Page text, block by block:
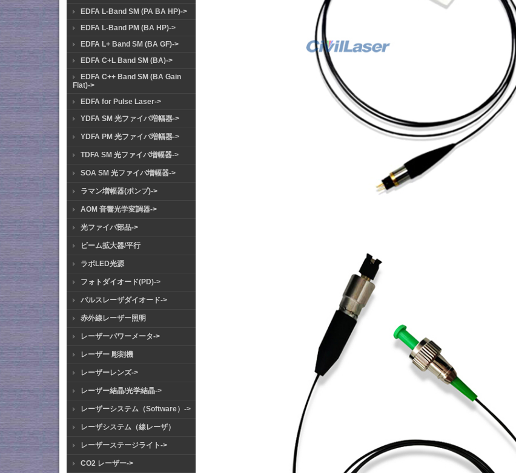
EDFA L-Band SM (PA BA HP)->
EDFA L-Band PM (BA HP)->
EDFA L+ Band SM (BA GF)->
EDFA C+L Band SM (BA)->
EDFA C++ Band SM (BA Gain
Flat)->
EDFA for Pulse Laser->
YDFA SM 光ファイバ増幅器->
YDFA PM 光ファイバ増幅器->
TDFA SM 光ファイバ増幅器->
SOA SM 光ファイバ増幅器->
ラマン増幅器(ポンプ)->
AOM 音響光学変調器->
光ファイバ部品->
ビーム拡大器/平行
ラボLED光源
フォトダイオード(PD)->
パルスレーザダイオード->
赤外線レーザー照明
レーザーパワーメータ->
レーザー 彫刻機
レーザーレンズ->
レーザー結晶/光学結晶->
レーザーシステム（Software）->
レーザシステム（線レーザ）
レーザーステージライト->
CO2 レーザー->